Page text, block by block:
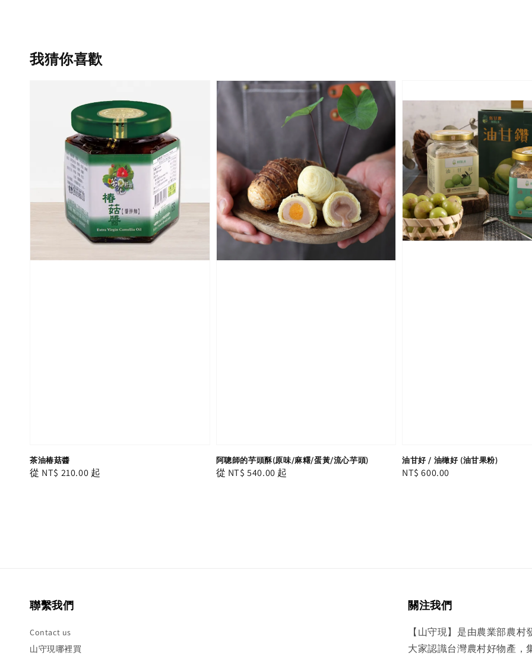
我猜你喜歡
茶油椿菇醬
Regular
從 NT$ 210.00 起
阿聰師的芋頭酥(原味/麻糬/蛋黃/流心芋頭)
Regular
從 NT$ 540.00 起
油甘好 / 油橄好 (油甘果粉)
Regular
NT$ 600.00
聯繫我們
Contact us
山守現哪裡買
關注我們
【山守現】是由農業部農
大家認識台灣農村好物產，